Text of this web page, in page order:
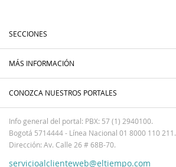
SECCIONES
MÁS INFORMACIÓN
CONOZCA NUESTROS PORTALES
Info general del portal: PBX: 57 (1) 2940100.
Bogotá 5714444 - Línea Nacional 01 8000 110 211.
Dirección: Av. Calle 26 # 68B-70.
servicioalclienteweb@eltiempo.com